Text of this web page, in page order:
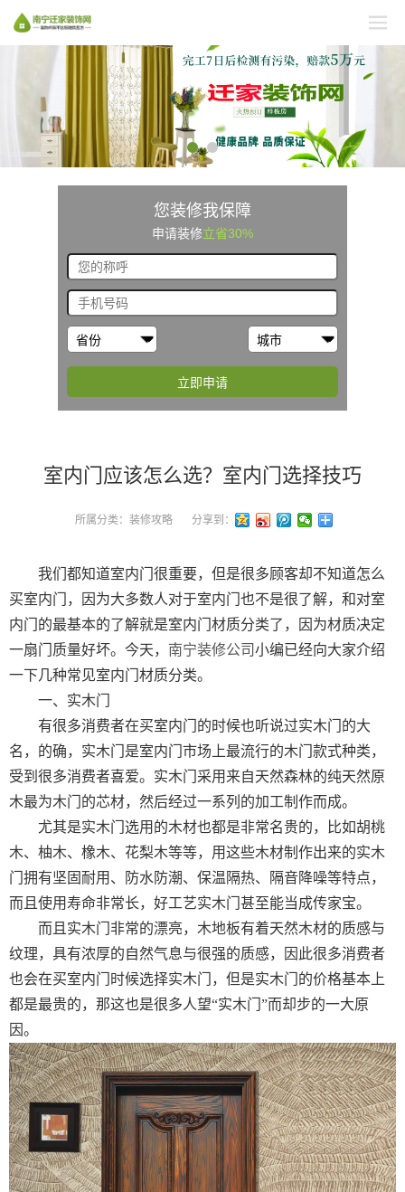
您装修我保障
申请装修立省30%
室内门应该怎么选？室内门选择技巧
所属分类： 装修攻略 分享到：
我们都知道室内门很重要，但是很多顾客却不知道怎么
买室内门，因为大多数人对于室内门也不是很了解，和对室
内门的最基本的了解就是室内门材质分类了，因为材质决定
一扇门质量好坏。今天， 南宁装修公司小编已经向大家介绍
一下几种常见室内门材质分类。
一、实木门
有很多消费者在买室内门的时候也听说过实木门的大
名，的确，实木门是室内门市场上最流行的木门款式种类，
受到很多消费者喜爱。实木门采用来自天然森林的纯天然原
木最为木门的芯材，然后经过一系列的加工制作而成。
尤其是实木门选用的木材也都是非常名贵的，比如胡桃
木、柚木、橡木、花梨木等等，用这些木材制作出来的实木
门拥有坚固耐用、防水防潮、保温隔热、隔音降噪等特点，
而且使用寿命非常长，好工艺实木门甚至能当成传家宝。
而且实木门非常的漂亮，木地板有着天然木材的质感与
纹理，具有浓厚的自然气息与很强的质感，因此很多消费者
也会在买室内门时候选择实木门，但是实木门的价格基本上
都是最贵的，那这也是很多人望“实木门”而却步的一大原
因。